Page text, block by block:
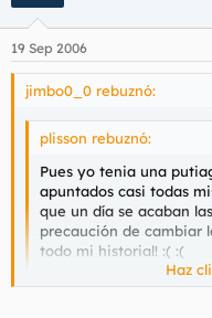
19 Sep 2006
jimbo0_0 rebuznó:
plisson rebuznó:
Pues yo tenia una
apuntados casi todas
que un día se acaban
precaución de cambiar
todo mi historial! :( :(
Ahora voy a ver si lo
Haz